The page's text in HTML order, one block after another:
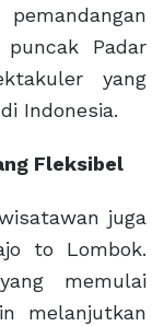
Padar
yang
Indonesia.
Fleksibel
juga
to Lombok.
memulai
melanjutkan